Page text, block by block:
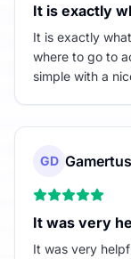
It is exactly
It is exactly
where to go to
simple with a
GD
It was very
It was very